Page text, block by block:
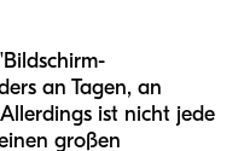
an Tagen, an
ist nicht jede
großen